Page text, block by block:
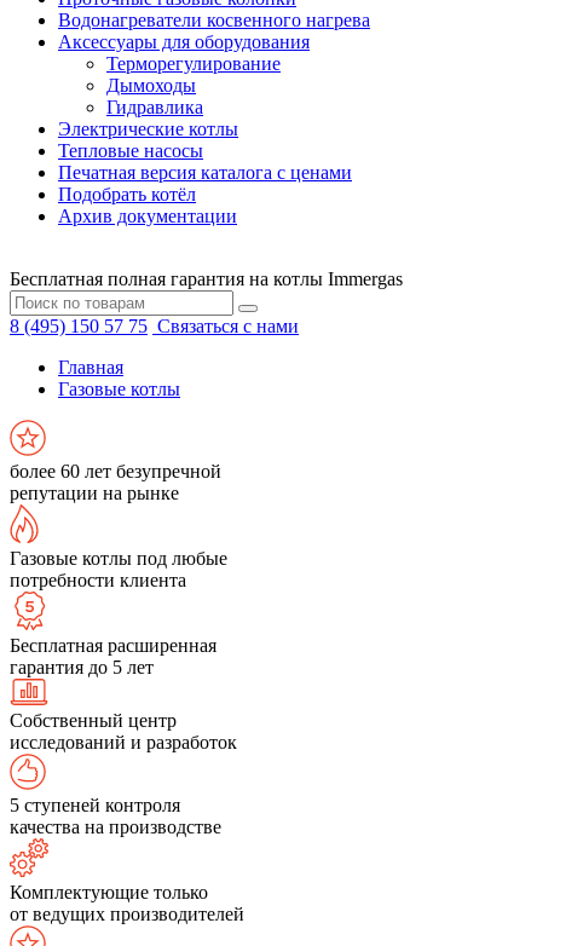
Водонагреватели косвенного нагрева
Аксессуары для оборудования
Терморегулирование
Дымоходы
Гидравлика
Электрические котлы
Тепловые насосы
Печатная версия каталога с ценами
Подобрать котёл
Архив документации
Бесплатная полная гарантия на котлы Immergas
8 (495) 150 57 75 Связаться с нами
Главная
Газовые котлы
более 60 лет безупречной
репутации на рынке
Газовые котлы под любые
потребности клиента
Бесплатная расширенная
гарантия до 5 лет
Собственный центр
исследований и разработок
5 ступеней контроля
качества на производстве
Комплектующие только
от ведущих производителей